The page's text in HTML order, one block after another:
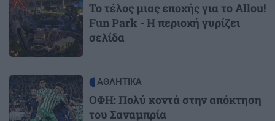
Το τέλος μιας εποχής για το Allou!
Fun Park - Η περιοχή γυρίζει
σελίδα
Image ΑΘΛΗΤΙΚΑ
ΟΦΗ: Πολύ κοντά στην απόκτηση
του Σαναμπρία